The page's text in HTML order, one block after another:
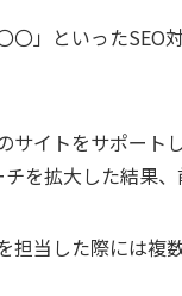
〇」といった
サイトをサポー
を拡大した結果
担当した際には